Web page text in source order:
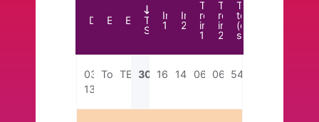
DateEntreprise
EquipeTotal
Score
Image
1
Image
2
Temps
restant
image
1
Temps
restant
image
2
Temps
total
(en
secondes)
03/09/2025
13:55
TotalEnergies
TESTS
30 16 14 06:4106:25
54